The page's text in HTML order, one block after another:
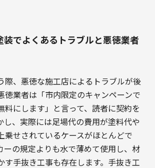
装でよくあるトラブルと悪徳業者
際、悪徳な施工店によるトラブルが後
徳業者は「市内限定のキャンペーンで
料にします」と言って、読者に契約を
し、実際には足場代の費用が塗料代や
乗せされているケースがほとんどで
ーの規定よりも水で薄めて使用し、材
す手抜き工事も存在します。手抜き工